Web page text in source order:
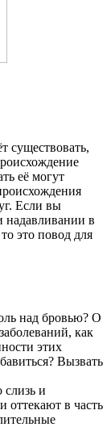
существовать,
её могут
Если вы
надавливании в
это повод для
над бровью? О
как
этих
Вызвать
слизь и
оттекают в часть